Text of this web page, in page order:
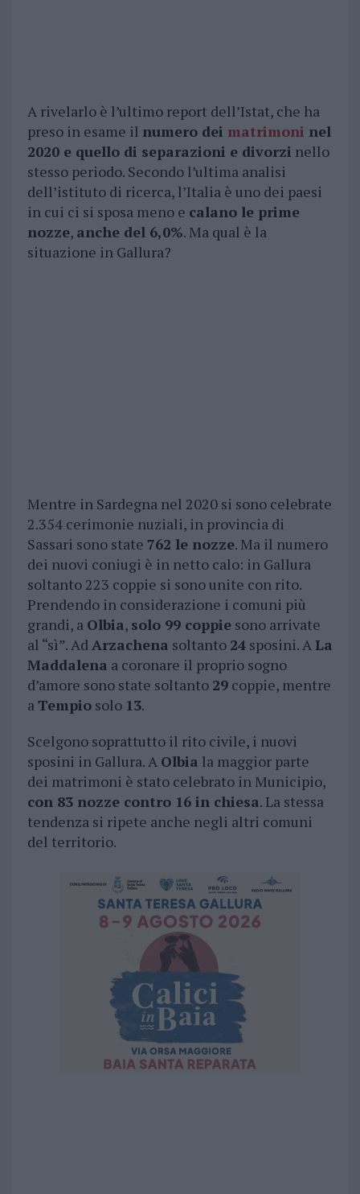
A rivelarlo è l’ultimo report dell’Istat, che ha
preso in esame il numero dei matrimoni nel
2020 e quello di separazioni e divorzi nello
stesso periodo. Secondo l’ultima analisi
dell’istituto di ricerca, l’Italia è uno dei paesi
in cui ci si sposa meno e calano le prime
nozze, anche del 6,0%. Ma qual è la
situazione in Gallura?
Mentre in Sardegna nel 2020 si sono celebrate
2.354 cerimonie nuziali, in provincia di
Sassari sono state 762 le nozze. Ma il numero
dei nuovi coniugi è in netto calo: in Gallura
soltanto 223 coppie si sono unite con rito.
Prendendo in considerazione i comuni più
grandi, a Olbia, solo 99 coppiesono arrivate
al “sì”. AdArzachena soltanto 24sposini. ALa
Maddalena a coronare il proprio sogno
d’amore sono state soltanto 29coppie, mentre
aTempiosolo 13.
Scelgono soprattutto il rito civile, i nuovi
sposini in Gallura. A Olbia la maggior parte
dei matrimoni è stato celebrato in Municipio,
con 83 nozze contro 16 in chiesa. La stessa
tendenza si ripete anche negli altri comuni
del territorio.